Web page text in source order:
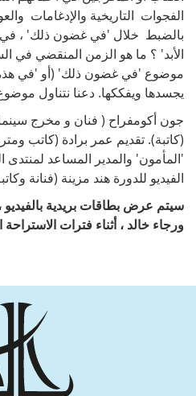
الفجوات التاريخية والإدغامات
بالضبط خلال 'في غضون ذلك' ، في
الأبد' ؟ ما هو الزمن المنقضي في
موضوع 'في غضون ذلك' (أو 'في هذه
يجسدها ويفككها. دعنا نتناول
جون أكومفراح ( فنان و مخرج
(كاتبة). تقديم عمر برادة (كاتب
الفيديو للدورة هند مزينة (فنانة
سيتم عرض بطاقات بريدية بالفيديو ،
ورجاء خالد ، أثناء فترات الاستراحة